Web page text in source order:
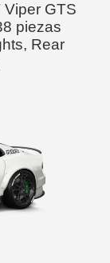
GTS
piezas
Rear